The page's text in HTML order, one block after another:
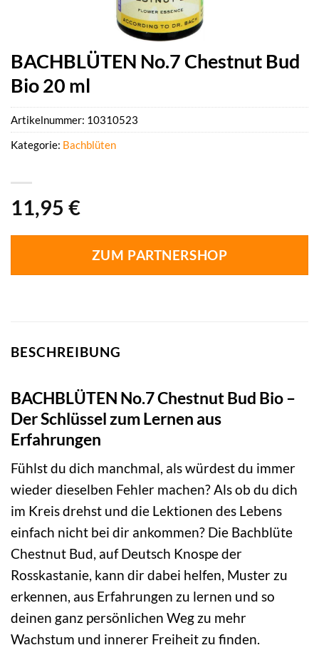
BACHBLÜTEN No.7 Chestnut Bud
Bio 20 ml
11,95 €
ZUM PARTNERSHOP
Artikelnummer: 10310523
Kategorie: Bachblüten
BESCHREIBUNG
BACHBLÜTEN No.7 Chestnut Bud Bio –
Der Schlüssel zum Lernen aus
Erfahrungen
Fühlst du dich manchmal, als würdest du immer
wieder dieselben Fehler machen? Als ob du dich
im Kreis drehst und die Lektionen des Lebens
einfach nicht bei dir ankommen? Die Bachblüte
Chestnut Bud, auf Deutsch Knospe der
Rosskastanie, kann dir dabei helfen, Muster zu
erkennen, aus Erfahrungen zu lernen und so
deinen ganz persönlichen Weg zu mehr
Wachstum und innerer Freiheit zu finden.